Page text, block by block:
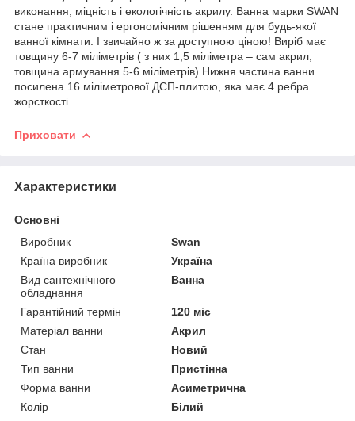
виконання, міцність і екологічність акрилу. Ванна марки SWAN
стане практичним і ергономічним рішенням для будь-якої
ванної кімнати. І звичайно ж за доступною ціною! Виріб має
товщину 6-7 міліметрів ( з них 1,5 міліметра – сам акрил,
товщина армування 5-6 міліметрів) Нижня частина ванни
посилена 16 міліметрової ДСП-плитою, яка має 4 ребра
жорсткості.
Приховати
Характеристики
Основні
Виробник
Swan
Країна виробник
Україна
Вид сантехнічного
обладнання
Ванна
Гарантійний термін
120 міс
Матеріал ванни
Акрил
Стан
Новий
Тип ванни
Пристінна
Форма ванни
Асиметрична
Колір
Білий